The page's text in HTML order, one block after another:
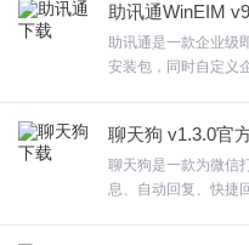
你的BOSS、同仁都
下载体验。
助讯通WinEIM
助讯通是一款企业级
安装包，同时自定义
支持屏幕截图并发送
的多种类别的消息传
体验。
聊天狗 v1.3.0官
聊天狗是一款为微信
息、自动回复、快捷